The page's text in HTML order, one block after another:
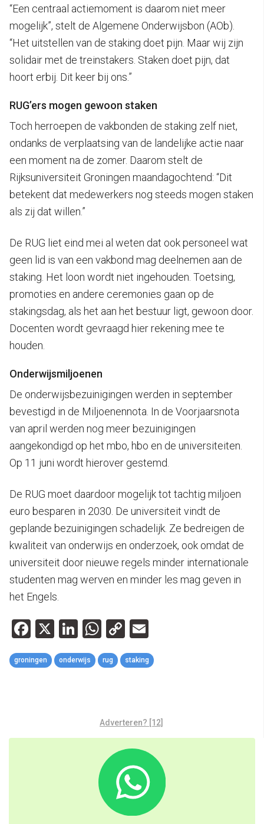
“Een centraal actiemoment is daarom niet meer
mogelijk”, stelt de Algemene Onderwijsbon (AOb).
“Het uitstellen van de staking doet pijn. Maar wij zijn
solidair met de treinstakers. Staken doet pijn, dat
hoort erbij. Dit keer bij ons.”
RUG’ers mogen gewoon staken
Toch herroepen de vakbonden de staking zelf niet,
ondanks de verplaatsing van de landelijke actie naar
een moment na de zomer. Daarom stelt de
Rijksuniversiteit Groningen maandagochtend: “Dit
betekent dat medewerkers nog steeds mogen staken
als zij dat willen.”
De RUG liet eind mei al weten dat ook personeel wat
geen lid is van een vakbond mag deelnemen aan de
staking. Het loon wordt niet ingehouden. Toetsing,
promoties en andere ceremonies gaan op de
stakingsdag, als het aan het bestuur ligt, gewoon door.
Docenten wordt gevraagd hier rekening mee te
houden.
Onderwijsmiljoenen
De onderwijsbezuinigingen werden in september
bevestigd in de Miljoenennota. In de Voorjaarsnota
van april werden nog meer bezuinigingen
aangekondigd op het mbo, hbo en de universiteiten.
Op 11 juni wordt hierover gestemd.
De RUG moet daardoor mogelijk tot tachtig miljoen
euro besparen in 2030. De universiteit vindt de
geplande bezuinigingen schadelijk. Ze bedreigen de
kwaliteit van onderwijs en onderzoek, ook omdat de
universiteit door nieuwe regels minder internationale
studenten mag werven en minder les mag geven in
het Engels.
Facebook
X LinkedIn
WhatsApp
Copy
Link
groningen onderwijs rug staking
Adverteren? [12]